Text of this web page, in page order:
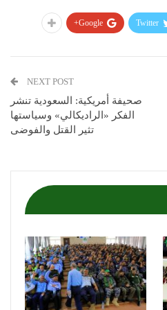
Twitter
Google+
NEXT POST
صحيفة أمريكية: السعودية تنشر
الفكر «الراديكالي» وسياستها
تثير القتل والفوضى